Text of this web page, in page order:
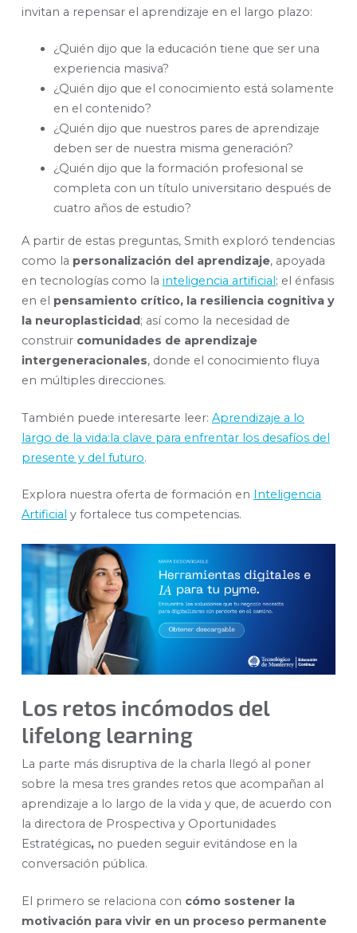
invitan a repensar el aprendizaje en el largo plazo:
¿Quién dijo que la educación tiene que ser una
experiencia masiva?
¿Quién dijo que el conocimiento está solamente
en el contenido?
¿Quién dijo que nuestros pares de aprendizaje
deben ser de nuestra misma generación?
¿Quién dijo que la formación profesional se
completa con un título universitario después de
cuatro años de estudio?
A partir de estas preguntas, Smith exploró tendencias
como la personalización del aprendizaje, apoyada
en tecnologías como la inteligencia artificial; el énfasis
en el pensamiento crítico, la resiliencia cognitiva y
la neuroplasticidad; así como la necesidad de
construir comunidades de aprendizaje
intergeneracionales, donde el conocimiento fluya
en múltiples direcciones.
También puede interesarte leer: Aprendizaje a lo
largo de la vida:la clave para enfrentar los desafíos del
presente y del futuro.
Explora nuestra oferta de formación en
Inteligencia
Artificial y fortalece tus competencias.
Los retos incómodos del
lifelong learning
La parte más disruptiva de la charla llegó al poner
sobre la mesa tres grandes retos que acompañan al
aprendizaje a lo largo de la vida y que, de acuerdo con
la directora de Prospectiva y Oportunidades
Estratégicas, no pueden seguir evitándose en la
conversación pública.
El primero se relaciona con cómo sostener la
motivación para vivir en un proceso permanente